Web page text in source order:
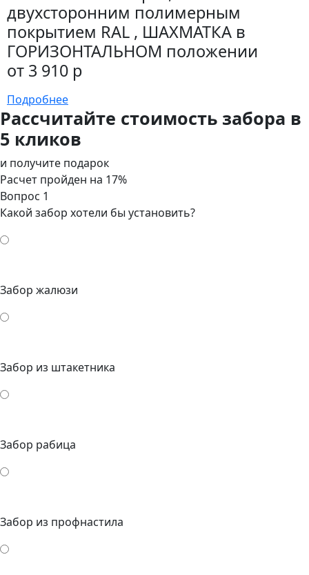
двухсторонним полимерным
покрытием RAL , ШАХМАТКА в
ГОРИЗОНТАЛЬНОМ положении
от 3 910 р
Подробнее
Рассчитайте стоимость забора в
5 кликов
и получите подарок
Расчет пройден на 17%
Вопрос 1
Какой забор хотели бы установить?
Забор жалюзи
Забор из штакетника
Забор рабица
Забор из профнастила